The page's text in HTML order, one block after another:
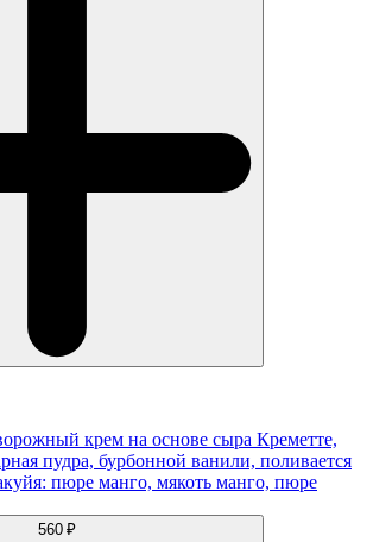
крем на основе сыра Креметте,
пудра, бурбонной ванили, поливается
пюре манго, мякоть манго, пюре
560 ₽